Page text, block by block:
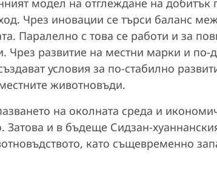
Чрез иновации се търси баланс
Паралелно с това се работи и за
Чрез развитие на местни марки и по-
условия за по-стабилно
животновъди.
на околната среда и
Затова и в бъдеще Сидзан-
като същевременно